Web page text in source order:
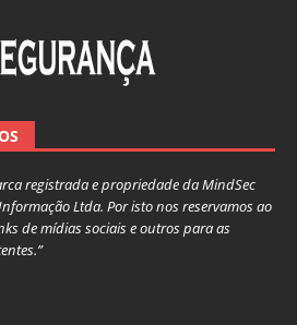
registrada e propriedade da MindSec
Ltda. Por isto nos reservamos ao
de mídias sociais e outros para as